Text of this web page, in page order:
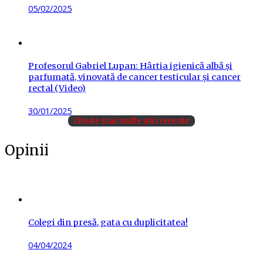
Posted
05/02/2025
Profesorul Gabriel Lupan: Hârtia igienică albă și
parfumată, vinovată de cancer testicular și cancer
rectal (Video)
Posted
30/01/2025
Citește mai multe știri recente
Opinii
Colegi din presă, gata cu duplicitatea!
Posted
04/04/2024